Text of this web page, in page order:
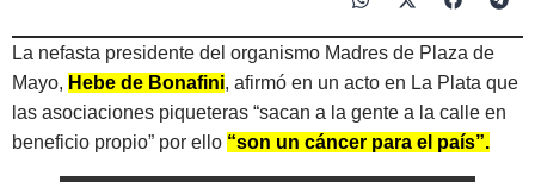
La nefasta presidente del organismo Madres de Plaza de
Mayo, Hebe de Bonafini, afirmó en un acto en La Plata que
las asociaciones piqueteras “sacan a la gente a la calle en
beneficio propio” por ello “son un cáncer para el país”.